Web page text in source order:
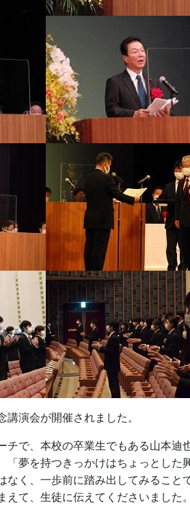
演会が開催されました。
で、本校の卒業生でもある山本迪
「夢を持つきっかけはちょっとした
なく、一歩前に踏み出してみること
えて、生徒に伝えてくださいました。